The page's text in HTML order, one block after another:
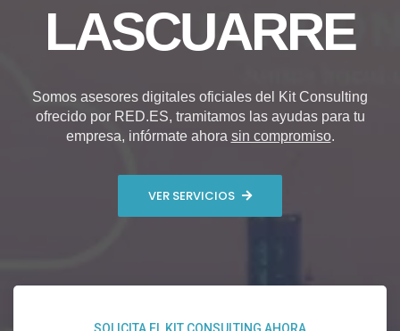
LASCUARRE
Somos asesores digitales oficiales del Kit Consulting
ofrecido por RED.ES, tramitamos las ayudas para tu
empresa, infórmate ahora sin compromiso.
VER SERVICIOS